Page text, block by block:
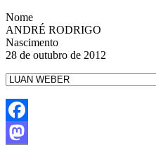
Nome
ANDRÉ RODRIGO
Nascimento
28 de outubro de 2012
Facebook